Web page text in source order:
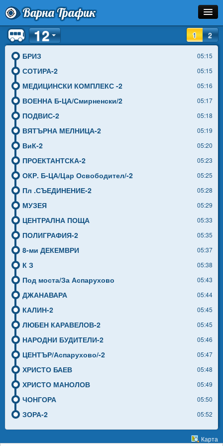
Варна Трафик
Остановка
Маршрут
Расписание
Инфо
1 2
12
БРИЗ 05:15
СОТИРА-2 05:15
МЕДИЦИНСКИ КОМПЛЕКС -2 05:16
ВОЕННА Б-ЦА/Смирненски/2 05:17
ПОДВИС-2 05:18
ВЯТЪРНА МЕЛНИЦА-2 05:19
ВиК-2 05:20
ПРОЕКТАНТСКА-2 05:23
ОКР. Б-ЦА/Цар Освободител/-2 05:25
Пл .СЪЕДИНЕНИЕ-2 05:28
МУЗЕЯ 05:29
ЦЕНТРАЛНА ПОЩА 05:33
ПОЛИГРАФИЯ-2 05:35
8-ми ДЕКЕМВРИ 05:37
К З 05:38
Под моста/За Аспарухово 05:43
ДЖАНАВАРА 05:44
КАЛИН-2 05:45
ЛЮБЕН КАРАВЕЛОВ-2 05:45
НАРОДНИ БУДИТЕЛИ-2 05:46
ЦЕНТЪР/Аспарухово/-2 05:47
ХРИСТО БАЕВ 05:48
ХРИСТО МАНОЛОВ 05:49
ЧОНГОРА 05:50
ЗОРА-2 05:52
Карта